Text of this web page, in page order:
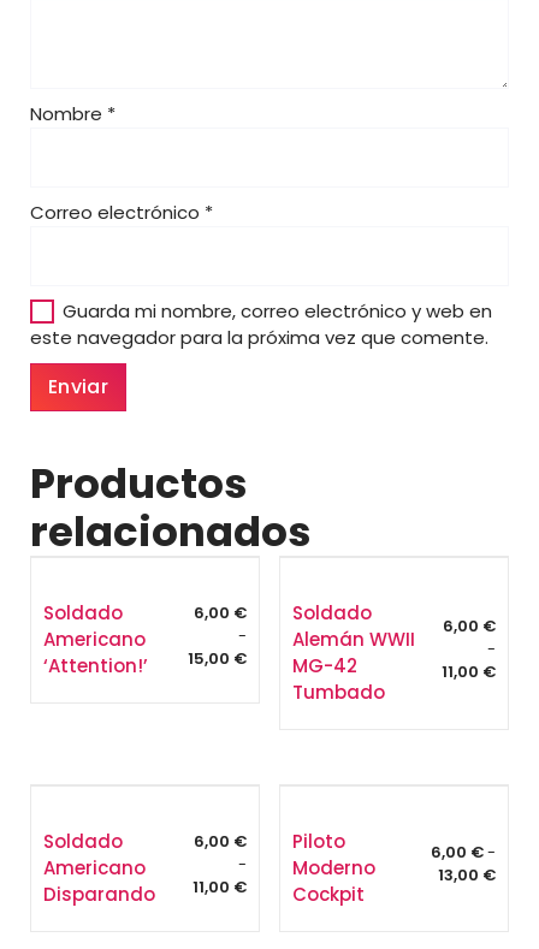
Nombre *
Correo electrónico *
Guarda mi nombre, correo electrónico y web en
este navegador para la próxima vez que comente.
Productos
relacionados
Soldado
Americano
‘Attention!’
6,00 €
-
15,00 €Rango
precios:
Soldado
Alemán WWII
MG-42
Tumbado
6,00 €
-
11,00 €
Soldado
Americano
Disparando
6,00 €
-
11,00 €Rango
Piloto
Moderno
Cockpit
6,00 €-
13,00 €